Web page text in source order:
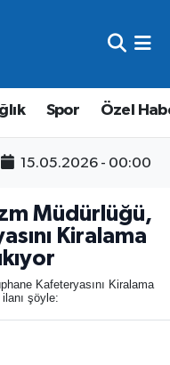
Spor Özel
15.05.2026 - 00:00
Müdürlüğü,
Kiralama
Kafeteryasını Kiralama
şöyle:
Fikstür